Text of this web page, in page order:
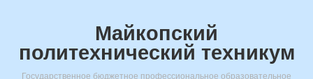
Майкопский
политехнический техникум
Государственное бюджетное профессиональное образовательное